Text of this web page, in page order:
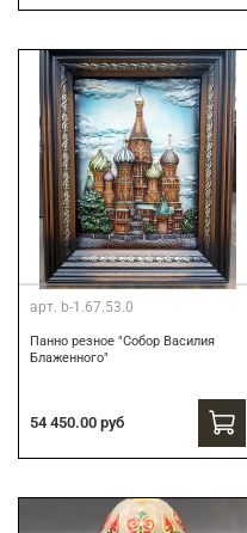
арт. b-1.67.53.0
Панно резное "Собор Василия
Блаженного"
54 450.00 руб